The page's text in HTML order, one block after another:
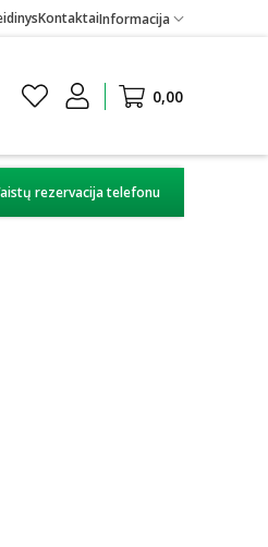
KontaktaiInformacija
0,00
rezervacija telefonu